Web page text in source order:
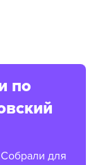
по
Собрали для